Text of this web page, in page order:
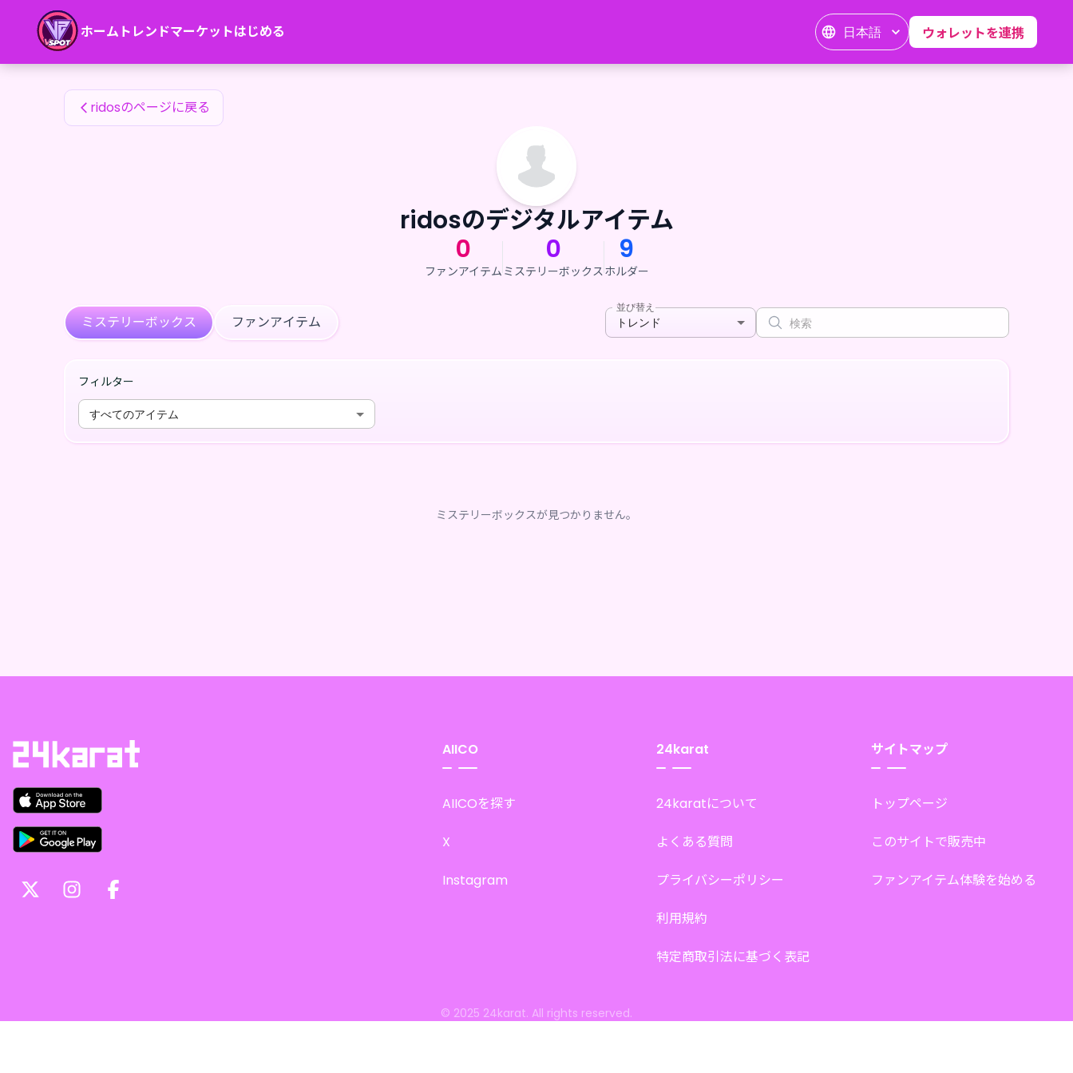
ホーム トレンドマーケットはじめる 日本語 ウォレットを連携
ridosのファンアイテム
ridosのページに戻る
ridosのデジタルアイテム
0
ファンアイテム
0
ミステリーボックス
9
ホルダー
ミステリーボックス ファンアイテム
並び替え
トレンド
フィルター
すべてのアイテム
ミステリーボックスが見つかりません。
AIICO
AIICOを探す
X
Instagram
24karat
24karatについて
よくある質問
プライバシーポリシー
利用規約
特定商取引法に基づく表記
サイトマップ
トップページ
このサイトで販売中
ファンアイテム体験を始める
© 2025 24karat. All rights reserved.
ridosのファンアイテム — 24karat